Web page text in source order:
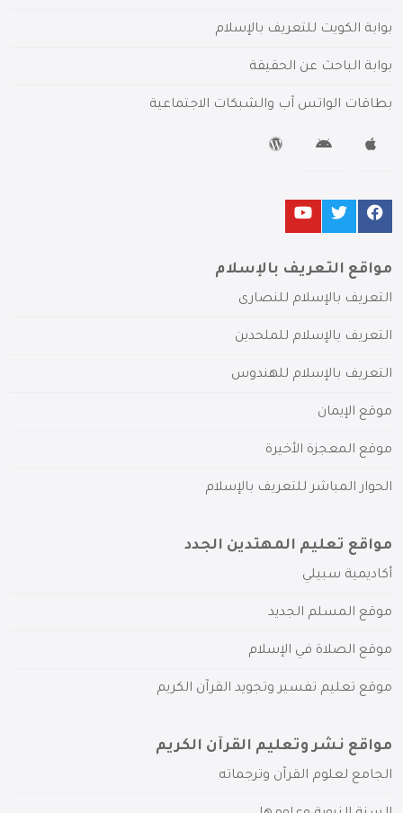
بوابة الكويت للتعريف بالإسلام
بوابة الباحث عن الحقيقة
بطاقات الواتس آب والشبكات الاجتماعية
مواقع التعريف بالإسلام
التعريف بالإسلام للنصارى
التعريف بالإسلام للملحدين
التعريف بالإسلام للهندوس
موقع الإيمان
موقع المعجزة الأخيرة
الحوار المباشر للتعريف بالإسلام
مواقع تعليم المهتدين الجدد
أكاديمية سبيلي
موقع المسلم الجديد
موقع الصلاة في الإسلام
موقع تعليم تفسير وتجويد القرآن الكريم
مواقع نشر وتعليم القرآن الكريم
الجامع لعلوم القرآن وترجماته